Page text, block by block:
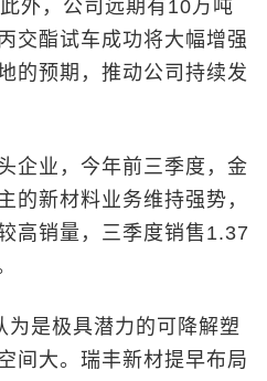
外，公司远期有10万吨
交酯试车成功将大幅增强
的预期，推动公司持续发
业，今年前三季度，金
的新材料业务维持强势，
高销量，三季度销售1.37
是极具潜力的可降解塑
间大。瑞丰新材提早布局